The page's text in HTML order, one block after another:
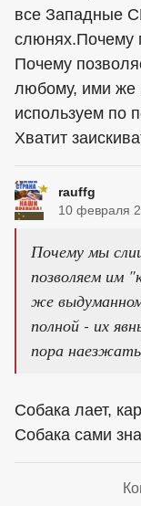
все Западные
слюнях.Почему
Почему
любому, ими же
используем по
Хватит
rauffg
10 февраля
Почему мы
позволяем им
же
полной - их
пора
Собака лает,
Собака сами